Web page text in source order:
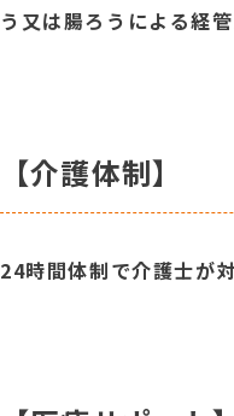
う又は腸ろうによる経
【介護体制】
24時間体制で介護士が対